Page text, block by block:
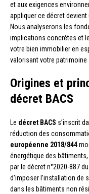
et aux exigences
appliquer ce décret
Nous analyserons les
implications concrètes et
votre bien immobilier en
valorisant votre patrimoine
Origines et
décret BACS
Le décret BACS s’inscrit
réduction des
européenne 2018/844
énergétique des
par le décret n°2020-887
d’imposer l’installation de
dans les bâtiments non